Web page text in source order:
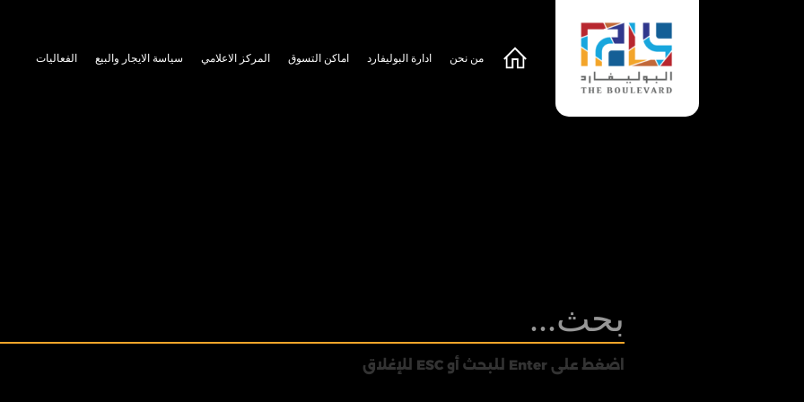
من نحن ادارة البوليفارد اماكن التسوق المركز الاعلامي سياسة الايجار والبيع الفعاليات
اضغط على Enter للبحث أو ESC للإغلاق